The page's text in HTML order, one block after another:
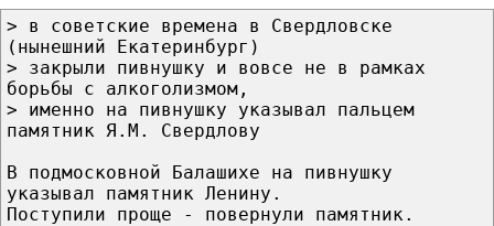
> в советские времена в Свердловске
(нынешний Екатеринбург)
> закрыли пивнушку и вовсе не в рамках
борьбы с алкоголизмом,
> именно на пивнушку указывал пальцем
памятник Я.М. Свердлову
В подмосковной Балашихе на пивнушку
указывал памятник Ленину.
Поступили проще - повернули памятник.